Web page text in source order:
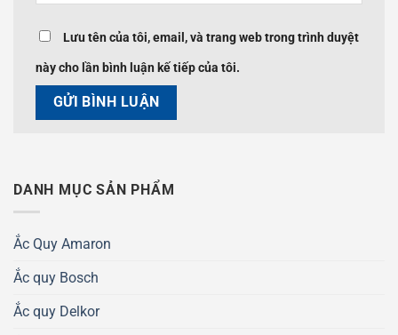
Lưu tên của tôi, email, và trang web trong trình duyệt
này cho lần bình luận kế tiếp của tôi.
DANH MỤC SẢN PHẨM
Ắc Quy Amaron
Ắc quy Bosch
Ắc quy Delkor